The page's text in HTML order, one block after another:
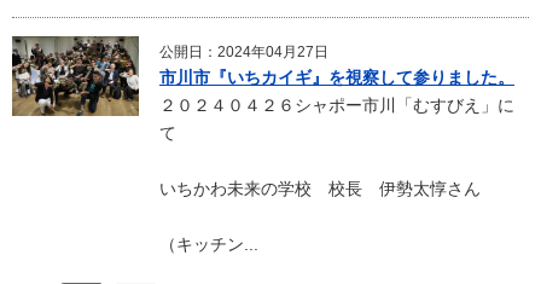
公開日：2024年04月27日
市川市『いちカイギ』を視察して参りました。
２０２４０４２６シャポー市川「むすびえ」に
て
いちかわ未来の学校 校長 伊勢太惇さん
（キッチン...